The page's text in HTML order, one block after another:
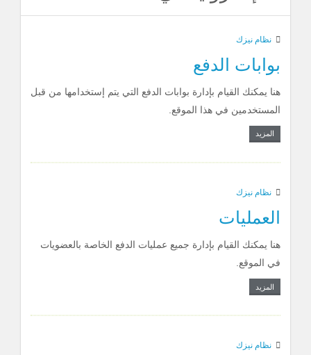
نظام نيزك
بوابات الدفع
هنا يمكنك القيام بإدارة بوابات الدفع التي يتم إستخدامها من قبل
المستخدمين في هذا الموقع.
المزيد
نظام نيزك
العمليات
هنا يمكنك القيام بإدارة جميع عمليات الدفع الخاصة بالعضويات
في الموقع.
المزيد
نظام نيزك